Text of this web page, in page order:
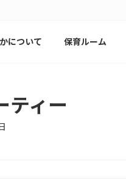
について 保育ルーム
ティー